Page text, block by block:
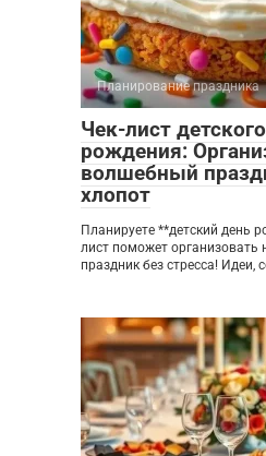
Планирование праздника
Чек-лист
рождения:
волшебный
хлопот
Планируете **детский день
лист поможет организовать
праздник без стресса! Идеи,